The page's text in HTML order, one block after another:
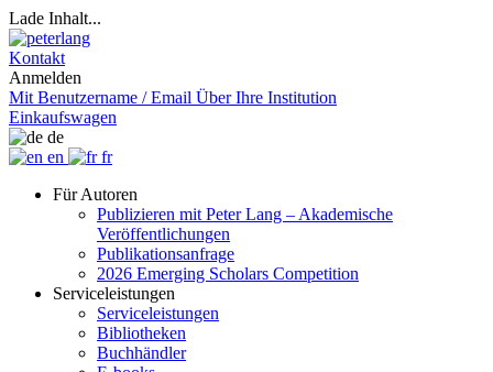
Lade Inhalt...
Kontakt
Anmelden
Mit Benutzername / Email Über Ihre Institution
Einkaufswagen
de
en
fr
Für Autoren
Publizieren mit Peter Lang – Akademische
Veröffentlichungen
Publikationsanfrage
2026 Emerging Scholars Competition
Serviceleistungen
Serviceleistungen
Bibliotheken
Buchhändler